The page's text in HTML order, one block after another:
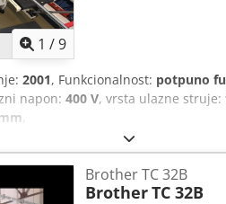
1 /9
2001, Funkcionalnost: potpuno
napon: 400 V, vrsta ulazne struje:
,
Brother TC 32B
BrotherTC 32B